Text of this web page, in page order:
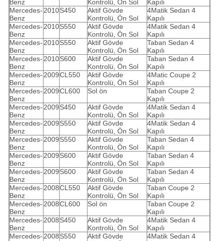
Benz Kontrolü, Ön Sol
Kapılı
Mercedes-
Benz
2010S450
Aktif Gövde
Kontrolü, Ön Sol
4Matik Sedan 4
Kapılı
Mercedes-
Benz
2010S550
Aktif Gövde
Kontrolü, Ön Sol
4Matik Sedan 4
Kapılı
Mercedes-
Benz
2010S550
Aktif Gövde
Kontrolü, Ön Sol
Taban Sedan 4
Kapılı
Mercedes-
Benz
2010S600
Aktif Gövde
Kontrolü, Ön Sol
Taban Sedan 4
Kapılı
Mercedes-
Benz
2009CL550
Aktif Gövde
Kontrolü, Ön Sol
4Matic Coupe 2
Kapılı
Mercedes-
Benz
2009CL600 Sol ön
Taban Coupe 2
Kapılı
Mercedes-
Benz
2009S450
Aktif Gövde
Kontrolü, Ön Sol
4Matik Sedan 4
Kapılı
Mercedes-
Benz
2009S550
Aktif Gövde
Kontrolü, Ön Sol
4Matik Sedan 4
Kapılı
Mercedes-
Benz
2009S550
Aktif Gövde
Kontrolü, Ön Sol
Taban Sedan 4
Kapılı
Mercedes-
Benz
2009S600
Aktif Gövde
Kontrolü, Ön Sol
Taban Sedan 4
Kapılı
Mercedes-
Benz
2009S600
Aktif Gövde
Kontrolü, Ön Sol
Taban Sedan 4
Kapılı
Mercedes-
Benz
2008CL550
Aktif Gövde
Kontrolü, Ön Sol
Taban Coupe 2
Kapılı
Mercedes-
Benz
2008CL600 Sol ön
Taban Coupe 2
Kapılı
Mercedes-
Benz
2008S450
Aktif Gövde
Kontrolü, Ön Sol
4Matik Sedan 4
Kapılı
Mercedes-2008S550
Aktif Gövde
4Matik Sedan 4